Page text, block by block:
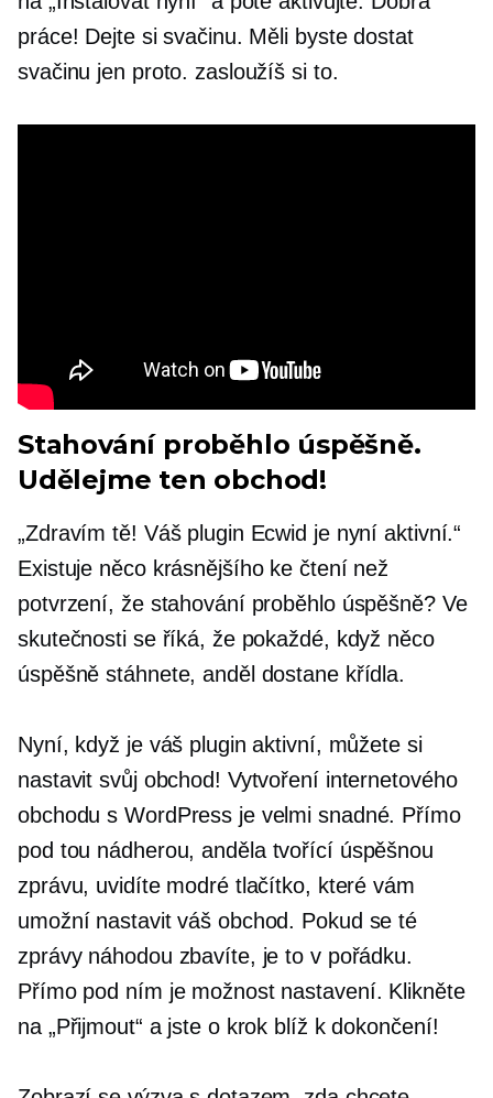
práce! Dejte si svačinu. Měli byste dostat
svačinu jen proto. zasloužíš si to.
Stahování proběhlo úspěšně.
Udělejme ten obchod!
„Zdravím tě! Váš plugin Ecwid je nyní aktivní.“
Existuje něco krásnějšího ke čtení než
potvrzení, že stahování proběhlo úspěšně? Ve
skutečnosti se říká, že pokaždé, když něco
úspěšně stáhnete, anděl dostane křídla.
Nyní, když je váš plugin aktivní, můžete si
nastavit svůj obchod! Vytvoření internetového
obchodu s WordPress je velmi snadné. Přímo
pod tou nádherou,anděla tvořícíúspěšnou
zprávu, uvidíte modré tlačítko, které vám
umožní nastavit váš obchod. Pokud se té
zprávy náhodou zbavíte, je to v pořádku.
Přímo pod ním je možnost nastavení. Klikněte
na „Přijmout“ a jste o krok blíž k dokončení!